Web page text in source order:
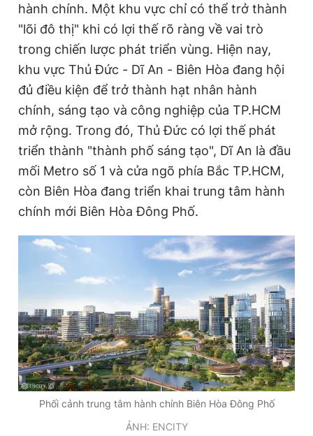
hành chính. Một khu vực chỉ có thể trở thành
"lõi đô thị" khi có lợi thế rõ ràng về vai trò
trong chiến lược phát triển vùng. Hiện nay,
khu vực Thủ Đức - Dĩ An - Biên Hòa đang hội
đủ điều kiện để trở thành hạt nhân hành
chính, sáng tạo và công nghiệp của TP.HCM
mở rộng. Trong đó, Thủ Đức có lợi thế phát
triển thành "thành phố sáng tạo", Dĩ An là đầu
mối Metro số 1 và cửa ngõ phía Bắc TP.HCM,
còn Biên Hòa đang triển khai trung tâm hành
chính mới Biên Hòa Đông Phố.
Phối cảnh trung tâm hành chính Biên Hòa Đông Phố
ẢNH: ENCITY